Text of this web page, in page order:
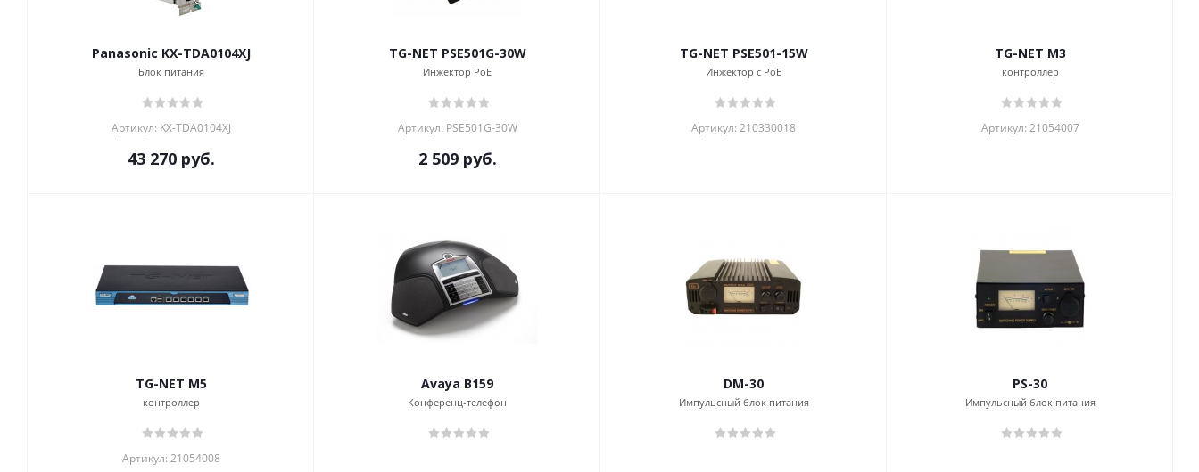
Panasonic KX-TDA0104XJ
Блок питания
Артикул: KX-TDA0104XJ
43 270руб.
TG-NET PSE501G-30W
Инжектор PoE
Артикул: PSE501G-30W
2 509руб.
TG-NET PSE501-15W
Инжектор с PoE
Артикул: 210330018
TG-NET M3
контроллер
Артикул: 21054007
TG-NET M5
контроллер
Артикул: 21054008
Avaya B159
Конференц-телефон
DM-30
Импульсный блок питания
PS-30
Импульсный блок питания